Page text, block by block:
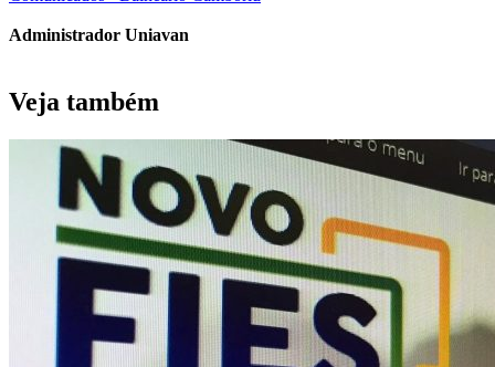
Administrador Uniavan
Veja também